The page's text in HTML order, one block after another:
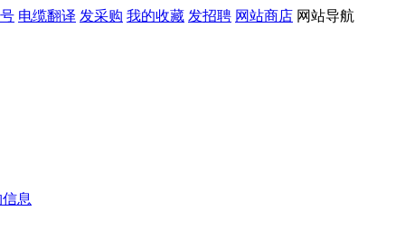
电缆翻译 发采购 我的收藏 发招聘 网站商店 网站导航
息